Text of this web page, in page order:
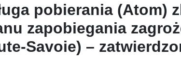
pobierania (Atom)
zapobiegania
Savoie) –